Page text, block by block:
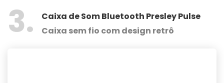
3
Caixa de Som Bluetooth Presley Pulse
Caixa sem fio com design retrô